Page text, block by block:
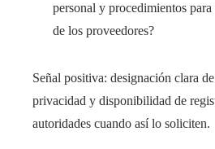
personal y procedimientos
de los proveedores?
Señal positiva: designación clara
privacidad y disponibilidad de
autoridades cuando así lo soliciten.